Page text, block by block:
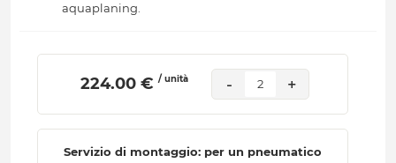
aquaplaning.
224.00 € / unità - 2 +
Servizio di montaggio: per un pneumatico